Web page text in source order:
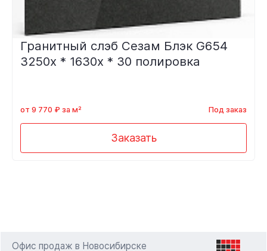
Гранитный слэб Сезам Блэк G654
3250х * 1630х * 30 полировка
от 9 770 ₽ за м² Под заказ
Заказать
Офис продаж в Новосибирске